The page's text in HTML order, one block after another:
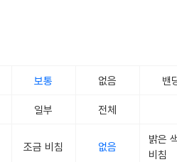
보통 없음 밴
일부 전체
조금 비침 없음
밝은
비침